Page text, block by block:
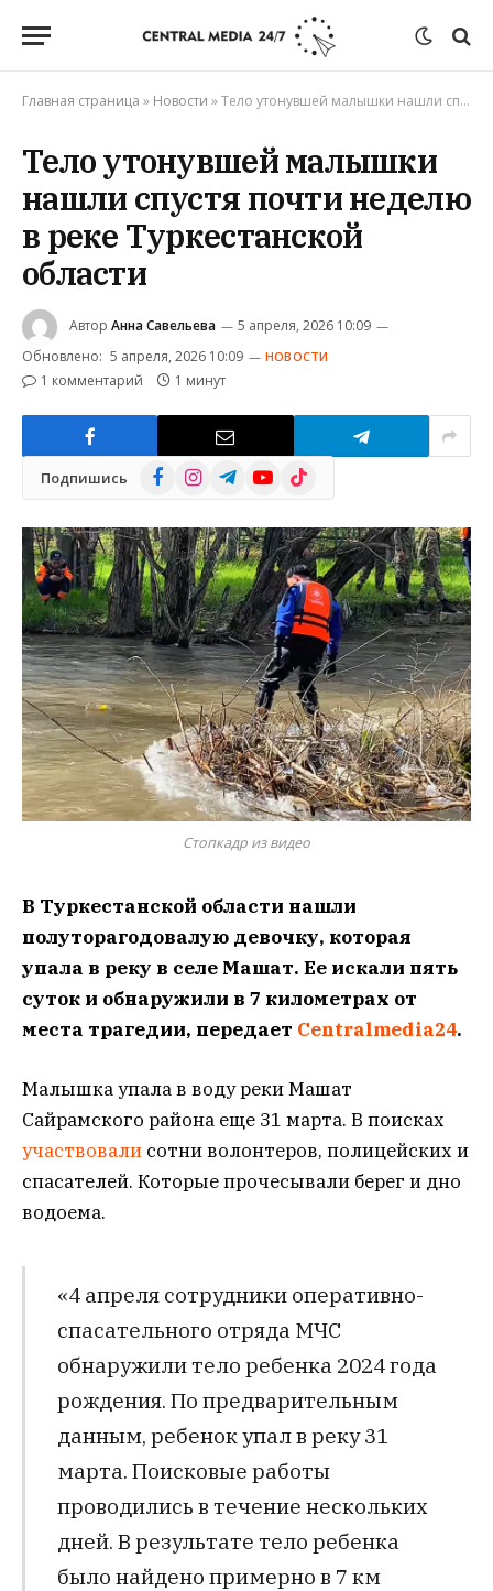
Главная страница » Новости »Тело утонувшей малышки нашли спустя почти неделю в реке Туркестанской области
Тело утонувшей малышки
нашли спустя почти неделю
в реке Туркестанской
области
Автор Анна Савельева
5 апреля, 2026 10:09
Обновлено: 5 апреля, 2026 10:09 НОВОСТИ
1 комментарий 1 минут
Подпишись FacebookInstagramTelegramYouTube
TikTok
Стопкадр из видео
В Туркестанской области нашли
полуторагодовалую девочку, которая
упала в реку в селе Машат. Ее искали пять
суток и обнаружили в 7 километрах от
места трагедии, передает Centralmedia24.
Малышка упала в воду реки Машат
Сайрамского района еще 31 марта. В поисках
участвовали сотни волонтеров, полицейских и
спасателей. Которые прочесывали берег и дно
водоема.
«4 апреля сотрудники оперативно-
спасательного отряда МЧС
обнаружили тело ребенка 2024 года
рождения. По предварительным
данным, ребенок упал в реку 31
марта. Поисковые работы
проводились в течение нескольких
дней. В результате тело ребенка
было найдено примерно в 7 км